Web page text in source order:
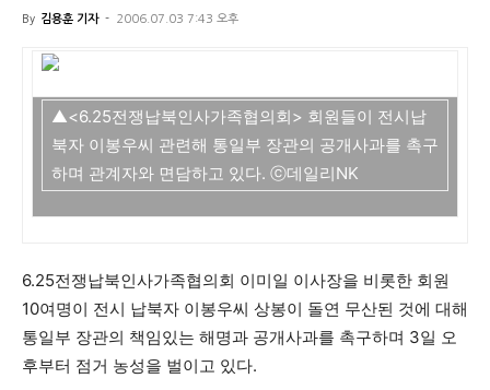
By 김용훈 기자 - 2006.07.03 7:43 오후
▲<6.25전쟁납북인사가족협의회> 회원들이 전시납
북자 이봉우씨 관련해 통일부 장관의 공개사과를 촉구
하며 관계자와 면담하고 있다. ⓒ데일리NK
6.25전쟁납북인사가족협의회 이미일 이사장을 비롯한 회원
10여명이 전시 납북자 이봉우씨 상봉이 돌연 무산된 것에 대해
통일부 장관의 책임있는 해명과 공개사과를 촉구하며 3일 오
후부터 점거 농성을 벌이고 있다.